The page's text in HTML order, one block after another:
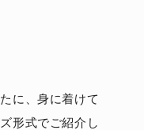
に、身に着けて
形式でご紹介し